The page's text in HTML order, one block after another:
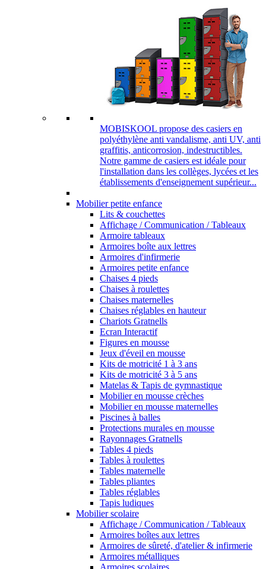
MOBISKOOL propose des casiers en
polyéthylène anti vandalisme, anti UV, anti
graffitis, anticorrosion, indestructibles.
Notre gamme de casiers est idéale pour
l'installation dans les collèges, lycées et les
établissements d'enseignement supérieur...
Mobilier petite enfance
Lits & couchettes
Affichage / Communication / Tableaux
Armoire tableaux
Armoires boîte aux lettres
Armoires d'infirmerie
Armoires petite enfance
Chaises 4 pieds
Chaises à roulettes
Chaises maternelles
Chaises réglables en hauteur
Chariots Gratnells
Ecran Interactif
Figures en mousse
Jeux d'éveil en mousse
Kits de motricité 1 à 3 ans
Kits de motricité 3 à 5 ans
Matelas & Tapis de gymnastique
Mobilier en mousse crèches
Mobilier en mousse maternelles
Piscines à balles
Protections murales en mousse
Rayonnages Gratnells
Tables 4 pieds
Tables à roulettes
Tables maternelle
Tables pliantes
Tables réglables
Tapis ludiques
Mobilier scolaire
Affichage / Communication / Tableaux
Armoires boîtes aux lettres
Armoires de sûreté, d'atelier & infirmerie
Armoires métalliques
Armoires scolaires